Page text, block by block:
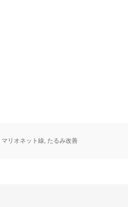
マリオネット線, たるみ改善